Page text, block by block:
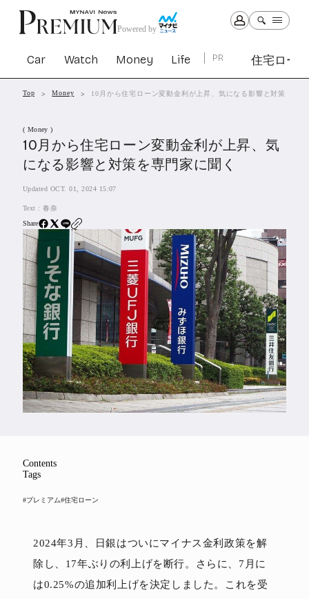
Powered by
Car Watch Money Life PR 住宅ロー
Car1303 Watch Money Life
住宅ローン
SBIネオトレード証券
All Articles
特集&連載記事
Feature
Series
Top Money 10月から住宅ローン変動金利が上昇、気になる影響と対策を専
( Money )
10月から住宅ローン変動金利が上昇、気
になる影響と対策を専門家に聞く
Updated OCT. 01, 2024 15:07
Text :春奈
Share
Contents
Tags
#プレミアム#住宅ローン
2024年3月、日銀はついにマイナス金利政策を解
除し、17年ぶりの利上げを断行。さらに、7月に
は0.25%の追加利上げを決定しました。これを受